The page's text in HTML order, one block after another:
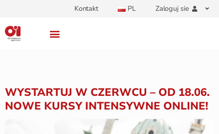
Kontakt PL Zaloguj sie
WYSTARTUJ W CZERWCU – OD 18.06.
NOWE KURSY INTENSYWNE ONLINE!